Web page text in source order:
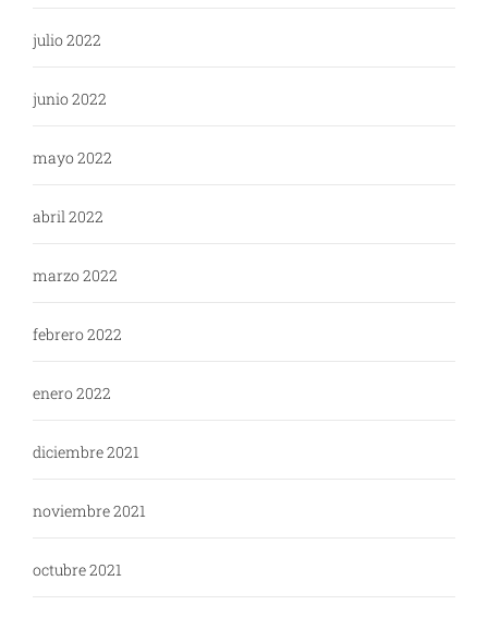
julio 2022
junio 2022
mayo 2022
abril 2022
marzo 2022
febrero 2022
enero 2022
diciembre 2021
noviembre 2021
octubre 2021